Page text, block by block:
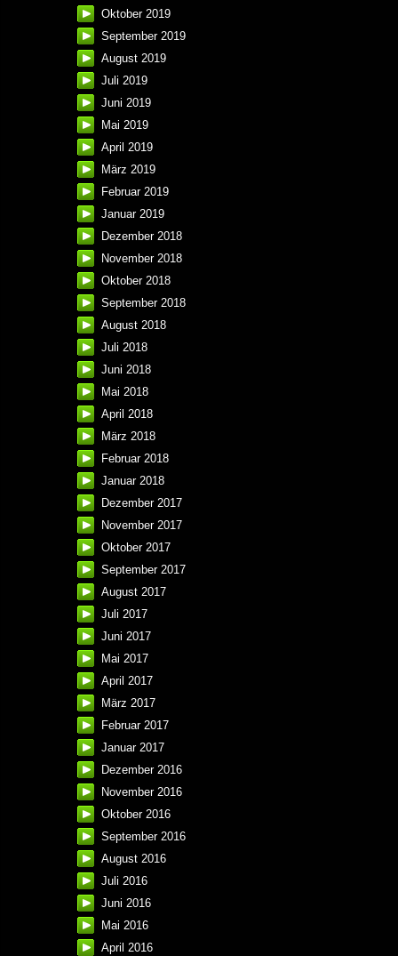
Oktober 2019
September 2019
August 2019
Juli 2019
Juni 2019
Mai 2019
April 2019
März 2019
Februar 2019
Januar 2019
Dezember 2018
November 2018
Oktober 2018
September 2018
August 2018
Juli 2018
Juni 2018
Mai 2018
April 2018
März 2018
Februar 2018
Januar 2018
Dezember 2017
November 2017
Oktober 2017
September 2017
August 2017
Juli 2017
Juni 2017
Mai 2017
April 2017
März 2017
Februar 2017
Januar 2017
Dezember 2016
November 2016
Oktober 2016
September 2016
August 2016
Juli 2016
Juni 2016
Mai 2016
April 2016